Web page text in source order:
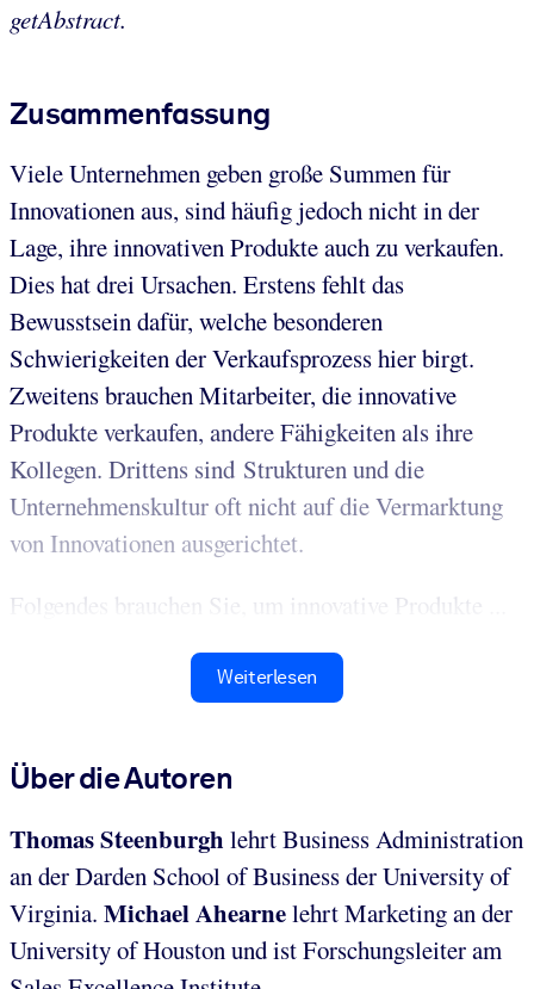
getAbstract.
Zusammenfassung
Viele Unternehmen geben große Summen für
Innovationen aus, sind häufig jedoch nicht in der
Lage, ihre innovativen Produkte auch zu verkaufen.
Dies hat drei Ursachen. Erstens fehlt das
Bewusstsein dafür, welche besonderen
Schwierigkeiten der Verkaufsprozess hier birgt.
Zweitens brauchen Mitarbeiter, die innovative
Produkte verkaufen, andere Fähigkeiten als ihre
Kollegen. Drittens sind Strukturen und die
Unternehmenskultur oft nicht auf die Vermarktung
von Innovationen ausgerichtet.
Folgendes brauchen Sie, um innovative Produkte ...
Weiterlesen
Über die Autoren
Thomas Steenburgh lehrt Business Administration
an der Darden School of Business der University of
Virginia. Michael Ahearnelehrt Marketing an der
University of Houston und ist Forschungsleiter am